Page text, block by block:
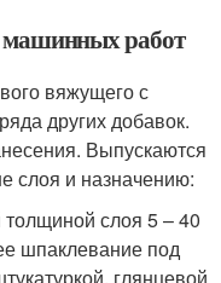
работ
вяжущего с
других добавок.
Выпускаются
слоя и назначению:
слоя 5 – 40
шпаклевание под